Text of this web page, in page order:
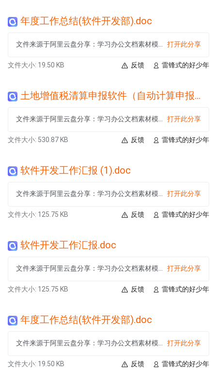
年度工作总结(软件开发部).doc
打开此分享
文件大小: 19.50 KB 雷锋式的好少年
反馈
土地增值税清算申报软件（自动计算申报表）.xlsx
打开此分享
文件大小: 530.87 KB 雷锋式的好少年
反馈
软件开发工作汇报 (1).doc
打开此分享
文件大小: 125.75 KB 雷锋式的好少年
反馈
软件开发工作汇报.doc
打开此分享
文件大小: 125.75 KB 雷锋式的好少年
反馈
年度工作总结(软件开发部).doc
打开此分享
文件大小: 19.50 KB 雷锋式的好少年
反馈